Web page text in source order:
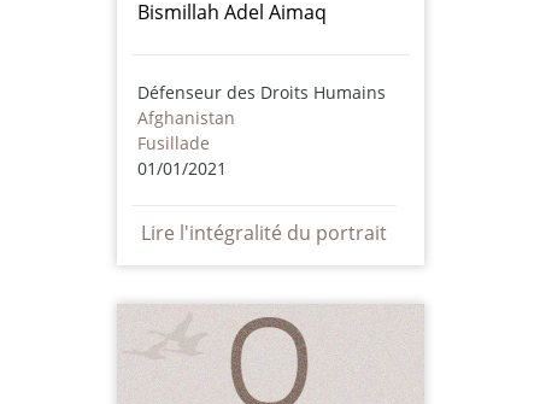
Bismillah Adel Aimaq
Défenseur des Droits Humains
Afghanistan
Fusillade
01/01/2021
Lire l'intégralité du portrait